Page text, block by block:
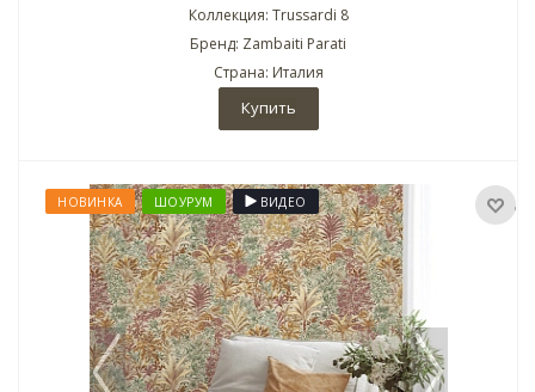
Коллекция: Trussardi 8
Бренд: Zambaiti Parati
Страна: Италия
Купить
НОВИНКА ШОУРУМ ВИДЕО